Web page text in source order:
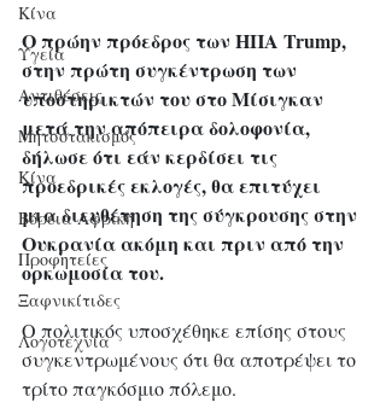
Kίνα
Υγεία
Aντιθέσεις
Μητσοτακισμός
Κίνα
Βόρεια Αφρική
Προφητείες
Ξαφνικίτιδες
Λογοτεχνία
Ο πρώην πρόεδρος των ΗΠΑ Trump,
στην πρώτη συγκέντρωση των
υποστηρικτών του στο Μίσιγκαν
μετά την απόπειρα δολοφονία,
δήλωσε ότι εάν κερδίσει τις
προεδρικές εκλογές, θα επιτύχει
μια διευθέτηση της σύγκρουσης στην
Ουκρανία ακόμη και πριν από την
ορκωμοσία του.
Ο πολιτικός υποσχέθηκε επίσης στους
συγκεντρωμένους ότι θα αποτρέψει το
τρίτο παγκόσμιο πόλεμο.